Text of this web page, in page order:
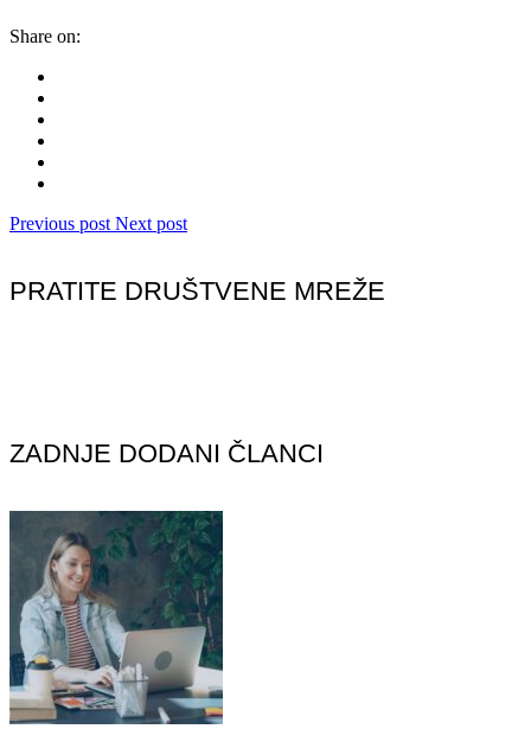
Share on:
Previous post Next post
PRATITE DRUŠTVENE MREŽE
ZADNJE DODANI ČLANCI